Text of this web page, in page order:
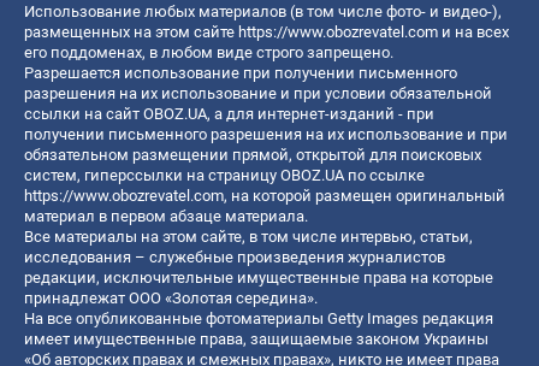
Использование любых материалов (в том числе фото- и видео-),
размещенных на этом сайте https://www.obozrevatel.com и на всех
его поддоменах, в любом виде строго запрещено.
Разрешается использование при получении письменного
разрешения на их использование и при условии обязательной
ссылки на сайт OBOZ.UA, а для интернет-изданий - при
получении письменного разрешения на их использование и при
обязательном размещении прямой, открытой для поисковых
систем, гиперссылки на страницу OBOZ.UA по ссылке
https://www.obozrevatel.com, на которой размещен оригинальный
материал в первом абзаце материала.
Все материалы на этом сайте, в том числе интервью, статьи,
исследования – служебные произведения журналистов
редакции, исключительные имущественные права на которые
принадлежат ООО «Золотая середина».
На все опубликованные фотоматериалы Getty Images редакция
имеет имущественные права, защищаемые законом Украины
«Об авторских правах и смежных правах», никто не имеет права